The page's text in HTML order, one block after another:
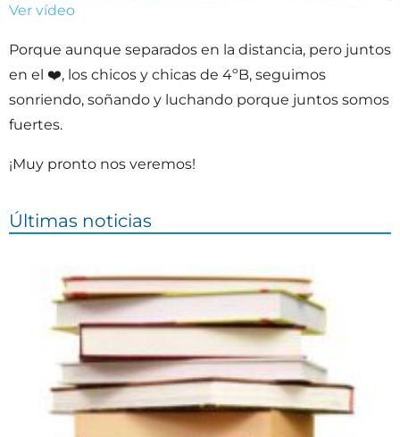
Ver vídeo
Porque aunque separados en la distancia, pero juntos
en el ❤️, los chicos y chicas de 4ºB, seguimos
sonriendo, soñando y luchando porque juntos somos
fuertes.
¡Muy pronto nos veremos!
Últimas noticias